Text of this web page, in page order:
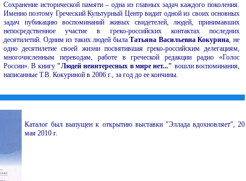
Сохранение исторической памяти – одна из главных задач каждого поколения.
Именно поэтому Греческий Культурный Центр видит одной из своих основных
задач пубикацию воспоминаний живых свидетелей, людей, принимавших
непосредственное участие в греко-российских контактах последних
десятилетий. Одним из таких людей былаТатьяна Васильевна Кокурина, не
одно десятилетие своей жизни посвятившая греко-российским делегациям,
многочисленным переводам, работе в греческой редакции радио «Голос
России». В книгу "Людей неинтересных в мире нет..." вошли воспоминания,
написанные Т.В. Кокуриной в 2006 г., за год до ее кончины.
Каталог был выпущен к открытию выставки "Эллада вдохновляет", 20
мая 2010 г.